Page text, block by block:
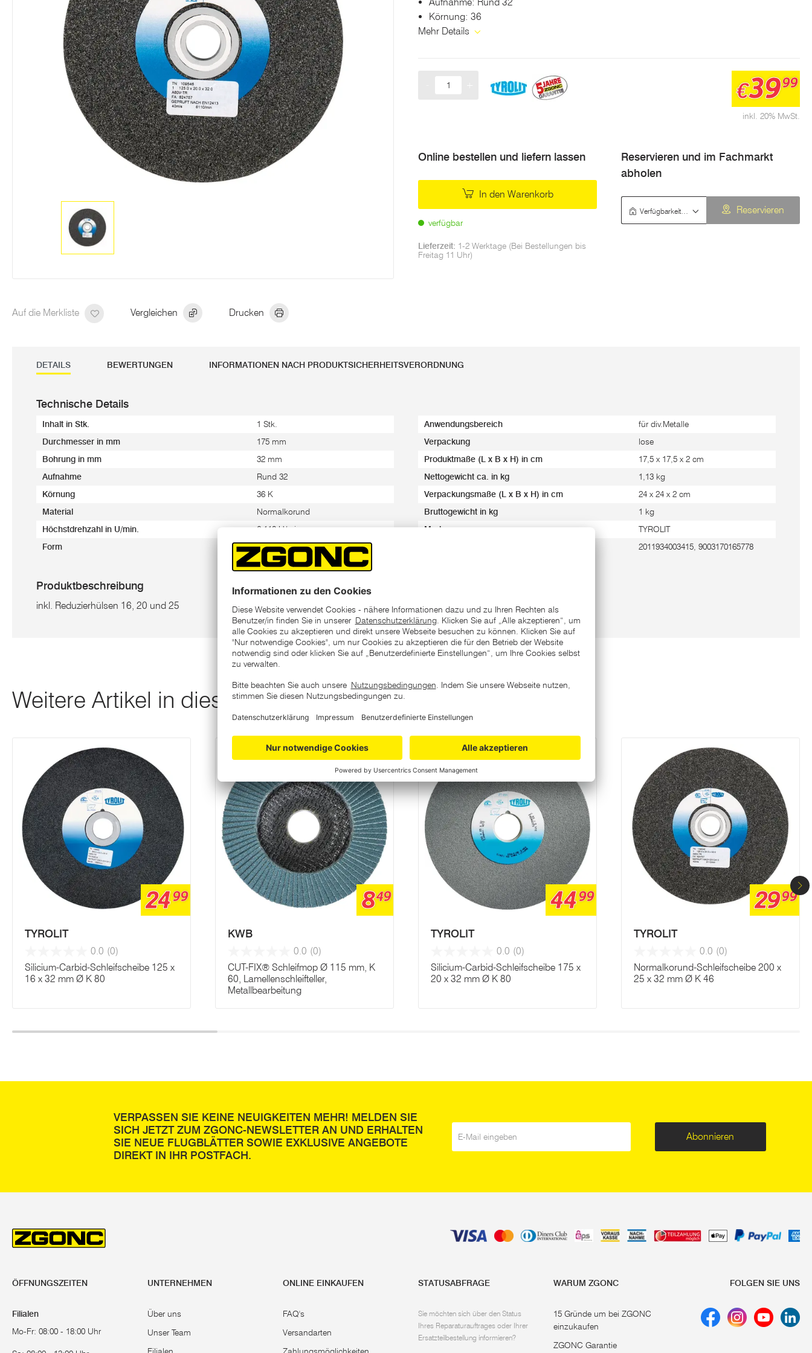
Auf die Merkliste Vergleichen Drucken
Körnung: 36
Mehr Details
inkl. 20% MwSt.
€3999
Online bestellen und liefern lassen
In den Warenkorb
verfügbar
Lieferzeit: 1-2 Werktage (Bei Bestellungen bis
Freitag 11 Uhr)
Reservieren und im Fachmarkt
abholen
Reservieren
DETAILS BEWERTUNGEN INFORMATIONEN NACH PRODUKTSICHERHEITSVERORDNUNG
Technische Details
Inhalt in Stk. 1 Stk.
Durchmesser in mm 175 mm
Bohrung in mm 32 mm
Aufnahme Rund 32
Körnung 36 K
Material Normalkorund
Höchstdrehzahl in U/min. 6.110 U/min.
Form rund
Anwendungsbereich für div.Metalle
Verpackung lose
Produktmaße (L x B x H) in cm 17,5 x 17,5 x 2 cm
Nettogewicht ca. in kg 1,13 kg
Verpackungsmaße (L x B x H) in cm 24 x 24 x 2 cm
Bruttogewicht in kg 1 kg
Marke TYROLIT
2011934003415, 9003170165778
Produktbeschreibung
inkl. Reduzierhülsen 16, 20 und 25
Weitere Artikel in dieser Kategorie
2499
TYROLIT
0.0 (0)
Silicium-Carbid-Schleifscheibe 125 x
16 x 32 mm Ø K 80
Varianten
849
KWB
0.0 (0)
CUT-FIX® Schleifmop Ø 115 mm, K
60, Lamellenschleifteller,
Metallbearbeitung
4499
TYROLIT
0.0 (0)
Silicium-Carbid-Schleifscheibe 175 x
20 x 32 mm Ø K 80
2999
TYROLIT
0.0 (0)
Normalkorund-Schleifscheibe 200 x
25 x 32 mm Ø K 46
VERPASSEN SIE KEINE NEUIGKEITEN MEHR! MELDEN SIE
SICH JETZT ZUM ZGONC-NEWSLETTER AN UND ERHALTEN
SIE NEUE FLUGBLÄTTER SOWIE EXKLUSIVE ANGEBOTE
DIREKT IN IHR POSTFACH.
Abonnieren
ÖFFNUNGSZEITEN
Filialen
Mo-Fr: 08:00 - 18:00 Uhr
UNTERNEHMEN
Über uns
Unser Team
ONLINE EINKAUFEN
FAQ's
Versandarten
STATUSABFRAGE
Sie möchten sich über den Status
Ihres Reparaturauftrages oder Ihrer
Ersatzteilbestellung informieren?
WARUM ZGONC
15 Gründe um bei ZGONC
einzukaufen
ZGONC Garantie
FOLGEN SIE UNS